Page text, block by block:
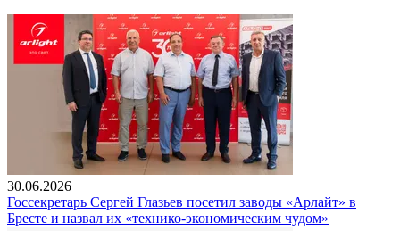
30.06.2026
Госсекретарь Сергей Глазьев посетил заводы «Арлайт» в
Бресте и назвал их «технико-экономическим чудом»